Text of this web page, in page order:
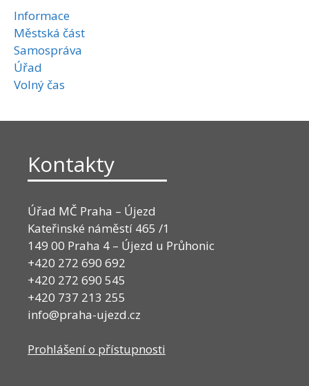
Informace
Městská část
Samospráva
Úřad
Volný čas
Kontakty
Úřad MČ Praha – Újezd
Kateřinské náměstí 465 /1
149 00 Praha 4 – Újezd u Průhonic
+420 272 690 692
+420 272 690 545
+420 737 213 255
info@praha-ujezd.cz
Prohlášení o přístupnosti